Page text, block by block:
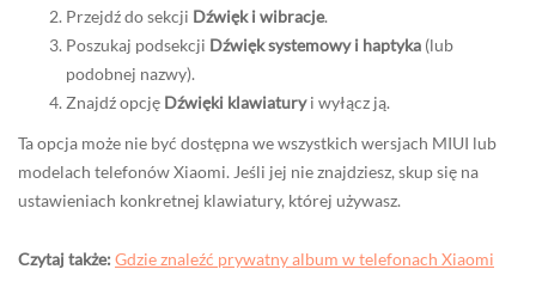
Przejdź do sekcji Dźwięk i wibracje.
Poszukaj podsekcji Dźwięk systemowy i haptyka (lub
podobnej nazwy).
Znajdź opcję Dźwięki klawiaturyi wyłącz ją.
Ta opcja może nie być dostępna we wszystkich wersjach MIUI lub
modelach telefonów Xiaomi. Jeśli jej nie znajdziesz, skup się na
ustawieniach konkretnej klawiatury, której używasz.
Czytaj także: Gdzie znaleźć prywatny album w telefonach Xiaomi